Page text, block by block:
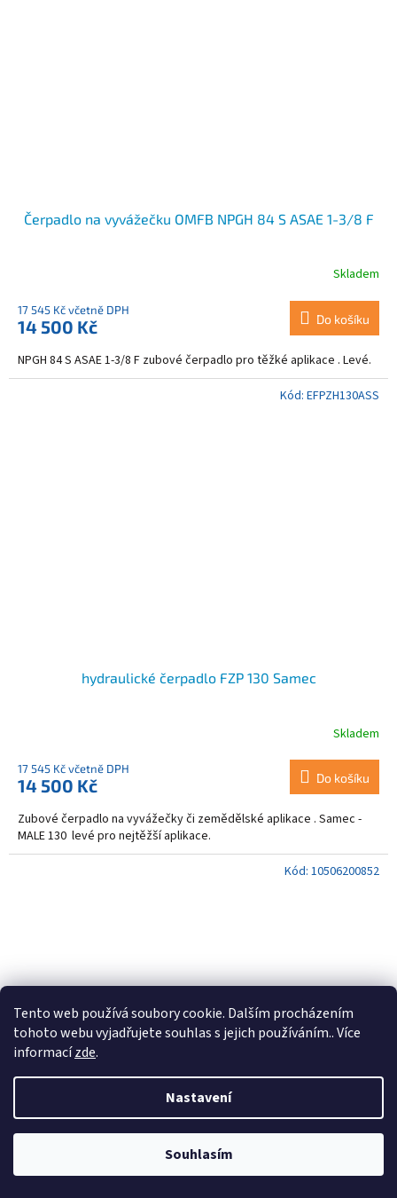
Tento web používá soubory cookie. Dalším procházením
tohoto webu vyjadřujete souhlas s jejich používáním.. Více
informacízde.
Nastavení
Souhlasím
Čerpadlo na vyvážečku OMFB NPGH 84 S ASAE 1-3/8 F
Skladem
17 545 Kč včetně DPH
14 500 Kč Do košíku
NPGH 84 S ASAE 1-3/8 F zubové čerpadlo pro těžké aplikace . Levé.
hydraulické čerpadlo FZP 130 Samec
Skladem
17 545 Kč včetně DPH
14 500 Kč Do košíku
Zubové čerpadlo na vyvážečky či zemědělské aplikace . Samec -
MALE 130 levé pro nejtěžší aplikace.
Kód: EFPZH130ASS
Čerpadlo na vyvážečku OMFB NPGH 84 S ASAE 1-3/8 M
Kód: 10506200852